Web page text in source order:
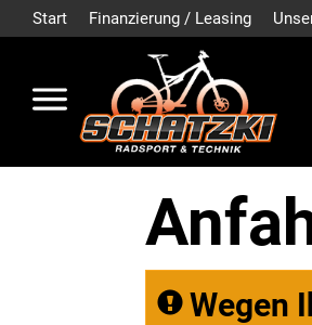
Start Finanzierung / Leasing
Wegen